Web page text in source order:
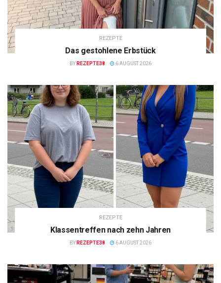
REZEPTE
Das gestohlene Erbstück
BY REZEPTE38 6 AUGUST 2026
REZEPTE
Klassentreffen nach zehn Jahren
BY REZEPTE38 6 AUGUST 2026